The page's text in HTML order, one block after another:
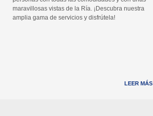
maravillosas vistas de la Ría. ¡Descubra nuestra
amplia gama de servicios y disfrútela!
LEER MÁS